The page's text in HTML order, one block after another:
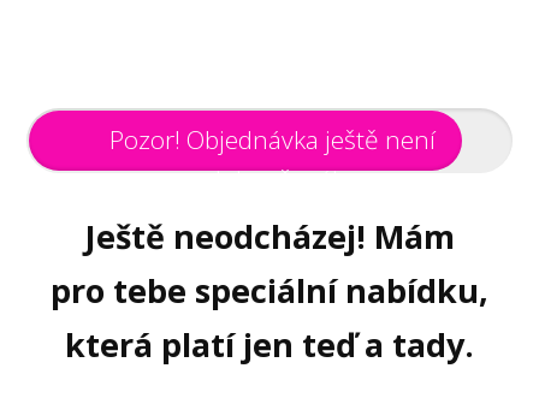
Pozor! Objednávka ještě není
dokončená!
90%
Ještě neodcházej! Mám
pro tebe speciální nabídku,
která platí jen teď a tady.